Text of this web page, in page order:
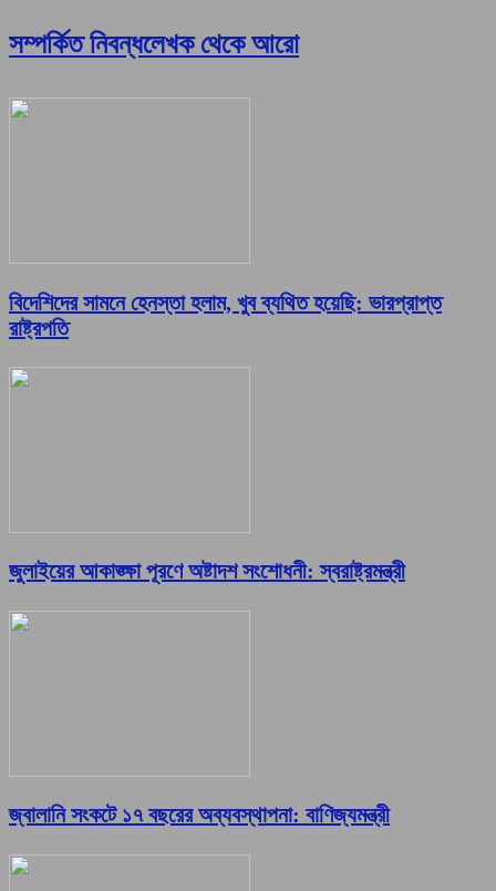
সম্পর্কিত নিবন্ধলেখক থেকে আরো
বিদেশিদের সামনে হেনস্তা হলাম, খুব ব্যথিত হয়েছি: ভারপ্রাপ্ত
রাষ্ট্রপতি
জুলাইয়ের আকাঙ্ক্ষা পূরণে অষ্টাদশ সংশোধনী: স্বরাষ্ট্রমন্ত্রী
জ্বালানি সংকটে ১৭ বছরের অব্যবস্থাপনা: বাণিজ্যমন্ত্রী